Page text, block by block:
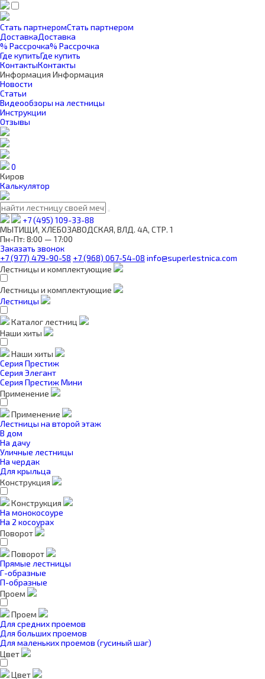
Стать партнеромСтать партнером
ДоставкаДоставка
% Рассрочка% Рассрочка
Где купитьГде купить
КонтактыКонтакты
Информация Информация
Новости
Статьи
Видеообзоры на лестницы
Инструкции
Отзывы
0
Киров
Калькулятор
+7 (495) 109-33-88
МЫТИЩИ, ХЛЕБОЗАВОДСКАЯ, ВЛД. 4А, СТР. 1
Пн-Пт: 8:00 — 17:00
Заказать звонок
+7 (977) 479-90-58 +7 (968) 067-54-08 info@superlestnica.com
Лестницы и комплектующие
Лестницы и комплектующие
Лестницы
Каталог лестниц
Наши хиты
Наши хиты
Серия Престиж
Серия Элегант
Серия Престиж Мини
Применение
Применение
Лестницы на второй этаж
В дом
На дачу
Уличные лестницы
На чердак
Для крыльца
Конструкция
Конструкция
На монокосоуре
На 2 косоурах
Поворот
Поворот
Прямые лестницы
Г-образные
П-образные
Проем
Проем
Для средних проемов
Для больших проемов
Для маленьких проемов (гусиный шаг)
Цвет
Цвет